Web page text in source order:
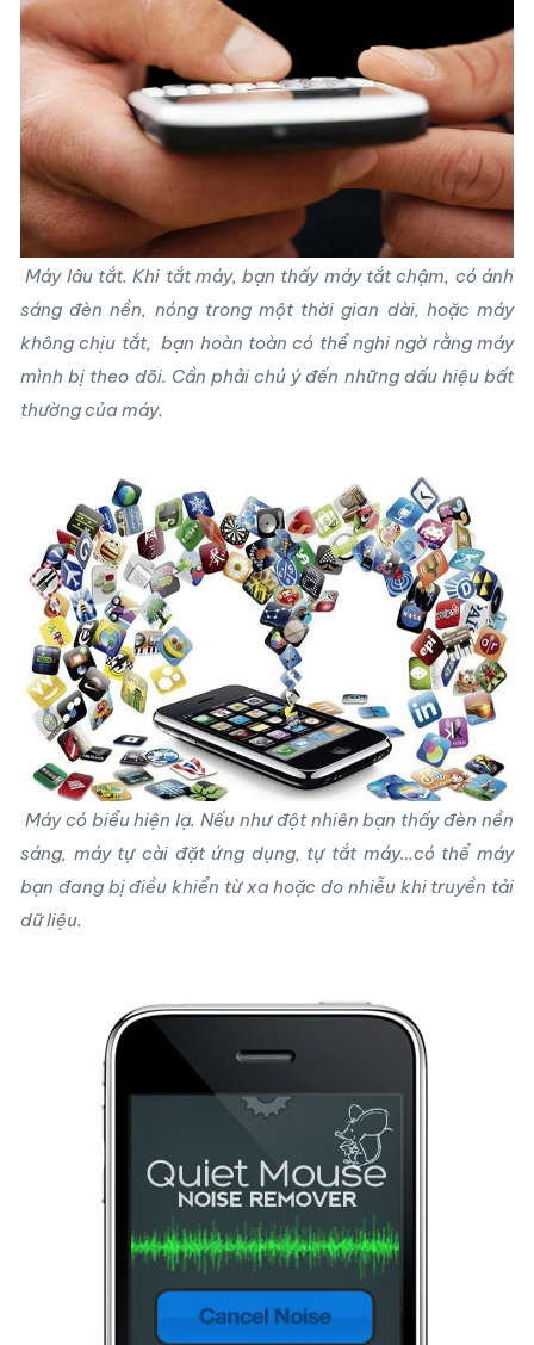
Máy lâu tắt. Khi tắt máy, bạn thấy máy tắt chậm, có ánh
sáng đèn nền, nóng trong một thời gian dài, hoặc máy
không chịu tắt, bạn hoàn toàn có thể nghi ngờ rằng máy
mình bị theo dõi. Cần phải chú ý đến những dấu hiệu bất
thường của máy.
Máy có biểu hiện lạ. Nếu như đột nhiên bạn thấy đèn nền
sáng, máy tự cài đặt ứng dụng, tự tắt máy…có thể máy
bạn đang bị điều khiển từ xa hoặc do nhiễu khi truyền tải
dữ liệu.